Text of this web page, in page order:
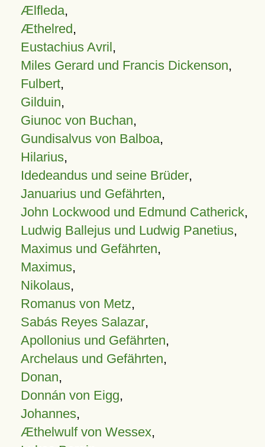
Ælfleda,
Æthelred,
Eustachius Avril,
Miles Gerard und Francis Dickenson,
Fulbert,
Gilduin,
Giunoc von Buchan,
Gundisalvus von Balboa,
Hilarius,
Idedeandus und seine Brüder,
Januarius und Gefährten,
John Lockwood und Edmund Catherick,
Ludwig Ballejus und Ludwig Panetius,
Maximus und Gefährten,
Maximus,
Nikolaus,
Romanus von Metz,
Sabás Reyes Salazar,
Apollonius und Gefährten,
Archelaus und Gefährten,
Donan,
Donnán von Eigg,
Johannes,
Æthelwulf von Wessex,